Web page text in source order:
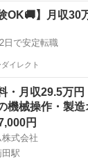
コインランドリ
OK🚚】月収30
日で安定転職
ダイレクト
・月収29.5万
機械操作・製
円
式会社
駅